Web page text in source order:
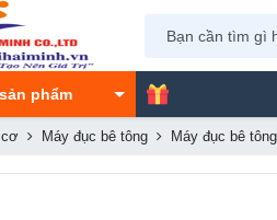
phẩm
Máy đục bê tông Máy đục bê